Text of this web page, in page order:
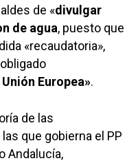
de «divulgar
de agua, puesto que
«recaudatoria»,
Europea».
de las
que gobierna el PP
Andalucía,